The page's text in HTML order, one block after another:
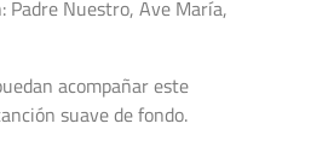
Padre Nuestro, Ave María,
acompañar este
suave de fondo.